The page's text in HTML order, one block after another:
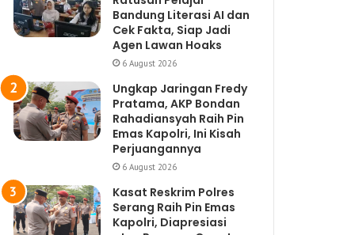
Bandung Literasi AI dan
Cek Fakta, Siap Jadi
Agen Lawan Hoaks
6 August 2026
Ungkap Jaringan Fredy
Pratama, AKP Bondan
Rahadiansyah Raih Pin
Emas Kapolri, Ini Kisah
Perjuangannya
6 August 2026
Kasat Reskrim Polres
Serang Raih Pin Emas
Kapolri, Diapresiasi